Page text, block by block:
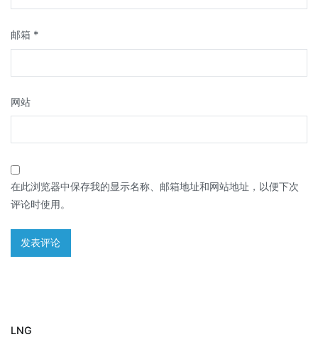
邮箱 *
网站
在此浏览器中保存我的显示名称、邮箱地址和网站地址，以便下次
评论时使用。
LNG